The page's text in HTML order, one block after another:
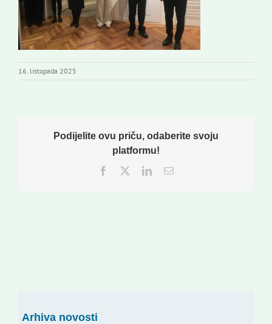
16. listopada 2025
Podijelite ovu priču, odaberite svoju
platformu!
Facebook
TwitterLinkedInEmail:
Arhiva novosti